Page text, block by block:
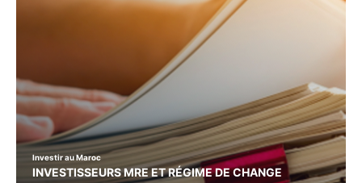
Investir au Maroc
INVESTISSEURS MRE ET RÉGIME DE CHANGE